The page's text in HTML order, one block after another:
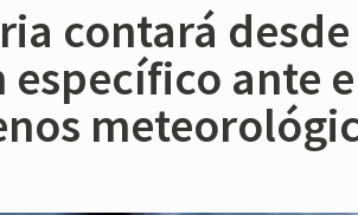
contará
específico ante